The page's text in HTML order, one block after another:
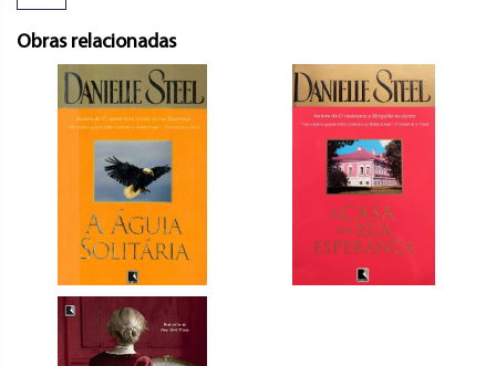
Obras relacionadas